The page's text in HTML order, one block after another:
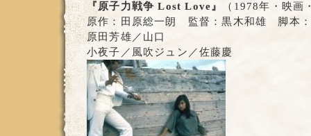
『原子力戦争 Lost Love』
（1978年・映画
原作：田原総一朗 監督：黒木和雄 脚本
原田芳雄／山口
小夜子／風吹ジュン／佐藤慶